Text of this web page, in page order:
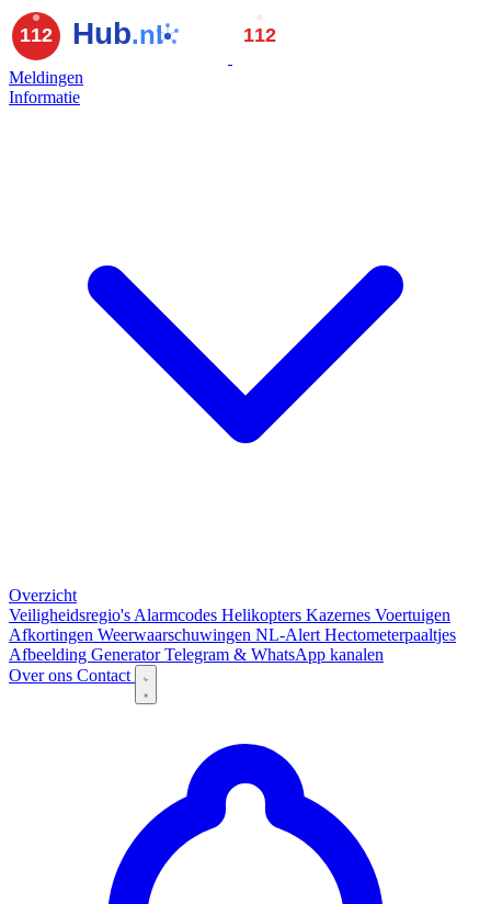
Meldingen
Informatie
Overzicht
Veiligheidsregio's Alarmcodes Helikopters Kazernes Voertuigen
Afkortingen Weerwaarschuwingen NL-Alert Hectometerpaaltjes
Afbeelding GeneratorTelegram & WhatsApp kanalen
Over ons Contact